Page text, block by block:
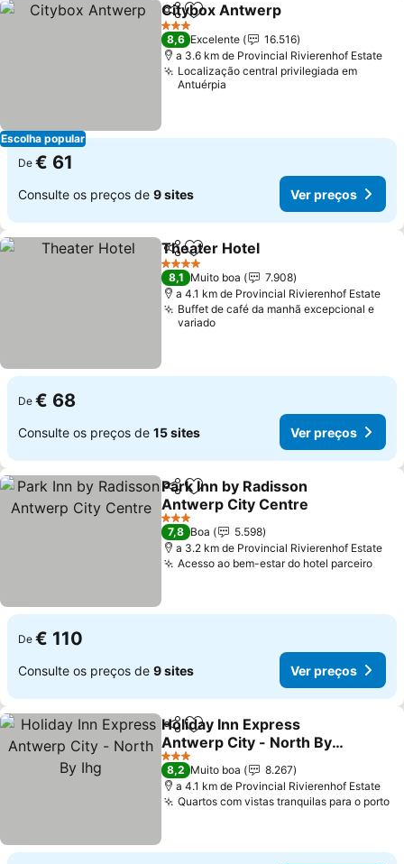
Escolha popular
PartilharAdicionar aos favoritos
Citybox Antwerp
3 Estrelas
8,6 Excelente
16.516
a 3.6 km de Provincial Rivierenhof Estate
Localização central privilegiada em
Antuérpia
De € 61
Consulte os preços de 9 sites Ver preços
PartilharAdicionar aos favoritos
Theater Hotel
4 Estrelas
8,1 Muito boa
7.908
a 4.1 km de Provincial Rivierenhof Estate
Buffet de café da manhã excepcional e
variado
De € 68
Consulte os preços de 15 sites Ver preços
PartilharAdicionar aos favoritos
Park Inn by Radisson
Antwerp City Centre
Ver preços
3 Estrelas
7,8 Boa
5.598
a 3.2 km de Provincial Rivierenhof Estate
Acesso ao bem-estar do hotel parceiroVer
De € 110
Consulte os preços de 9 sites Ver preços
PartilharAdicionar aos favoritos
Holiday Inn Express
Antwerp City - North By
Ihg
Ver preços
3 Estrelas
8,2 Muito boa
8.267
a 4.1 km de Provincial Rivierenhof Estate
Quartos com vistas tranquilas para o porto